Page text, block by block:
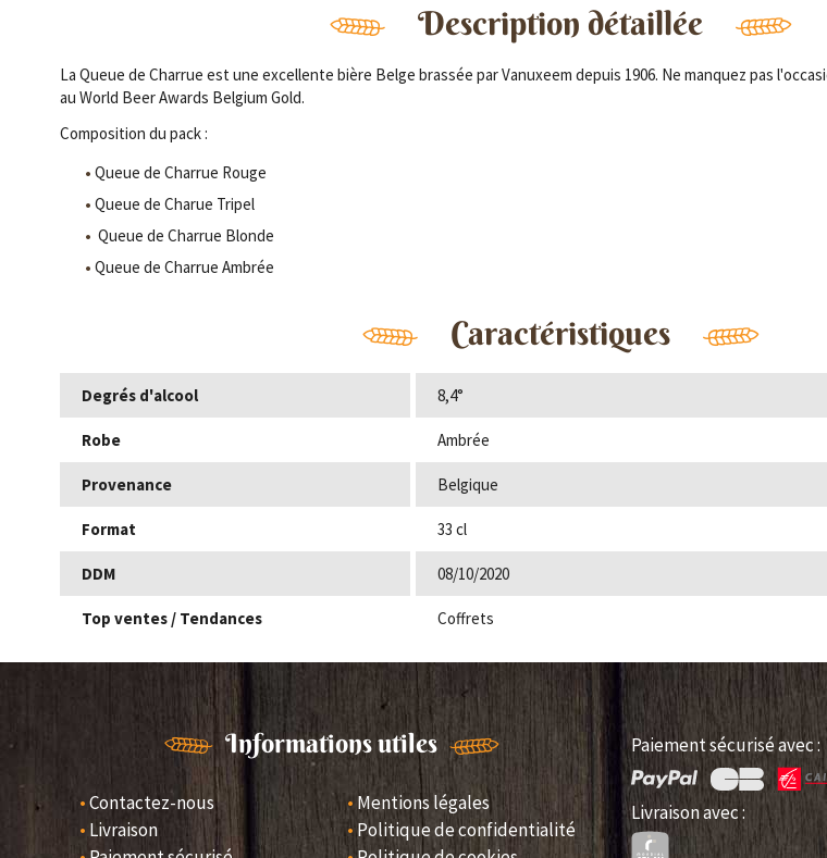
Description détaillée
La Queue de Charrue est une excellente bière Belge brassée par Vanuxeem depuis 1906. Ne manquez pas
au World Beer Awards Belgium Gold.
Composition du pack :
Queue de Charrue Rouge
Queue de Charue Tripel
Queue de Charrue Blonde
Queue de Charrue Ambrée
Caractéristiques
Degrés d'alcool 8,4°
Robe Ambrée
Provenance Belgique
Format 33 cl
DDM 08/10/2020
Top ventes / Tendances Coffrets
Informations utiles
Contactez-nous
Livraison
Mentions légales
Politique de confidentialité
Paiement sécurisé avec :
Livraison avec :